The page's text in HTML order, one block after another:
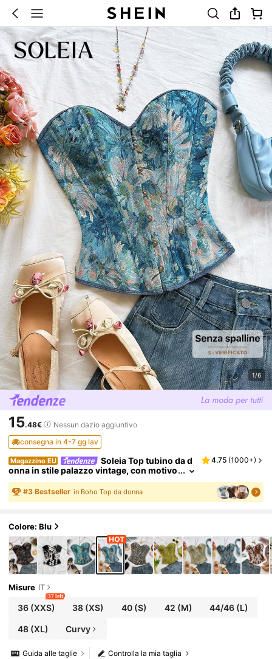
1/6
15.48€
Nessun dazio aggiuntivo
consegna in 4-7 gg lav
Magazzino EU
Soleia Top tubino da d
onna in stile palazzo vintage, con motivo
floreale jacquard colorato, con bottoni e
lacci sulla schiena
4.75 (1000+)
#3 Bestseller in Boho Top da donna
Colore: Blu
Misure IT
36(XXS)
37 left
38 (XS) 40(S) 42 (M) 44/46 (L)
48(XL) Curvy
Controlla la mia taglia
Guida alle taglie